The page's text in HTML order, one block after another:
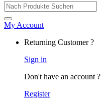
Search for:
My Account
Returning Customer ?
Sign in
Don't have an account ?
Register